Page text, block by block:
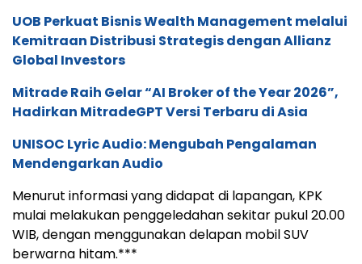
UOB Perkuat Bisnis Wealth Management melalui
Kemitraan Distribusi Strategis dengan Allianz
Global Investors
Mitrade Raih Gelar “AI Broker of the Year 2026”,
Hadirkan MitradeGPT Versi Terbaru di Asia
UNISOC Lyric Audio: Mengubah Pengalaman
Mendengarkan Audio
Menurut informasi yang didapat di lapangan, KPK
mulai melakukan penggeledahan sekitar pukul 20.00
WIB, dengan menggunakan delapan mobil SUV
berwarna hitam.***